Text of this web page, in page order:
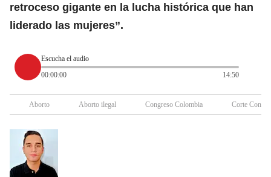
retroceso gigante en la lucha histórica que han
liderado las mujeres”.
Escucha el audio
00:00:00
14:50
Aborto Aborto ilegal Congreso Colombia Corte